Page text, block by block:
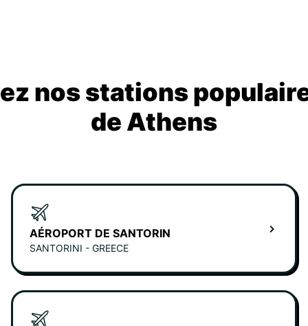
nos stations
de Athens
AÉROPORT DE SANTORIN
SANTORINI - GREECE